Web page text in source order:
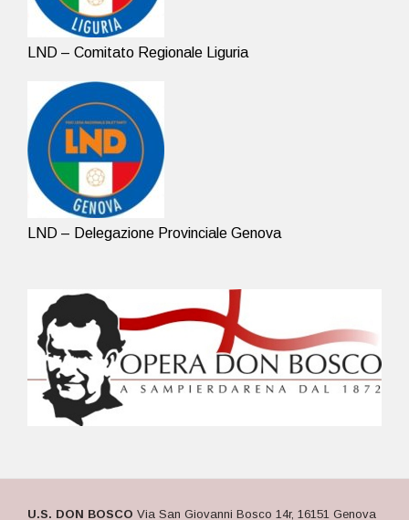
LND – Comitato Regionale Liguria
LND – Delegazione Provinciale Genova
U.S. DON BOSCO Via San Giovanni Bosco 14r, 16151 Genova